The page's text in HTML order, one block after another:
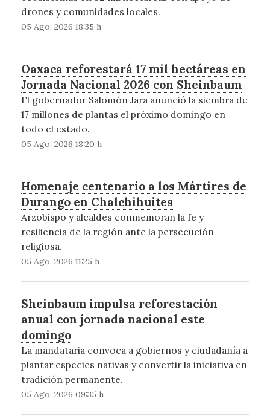
drones y comunidades locales.
05 Ago, 2026 18:35 h
Oaxaca reforestará 17 mil hectáreas en
Jornada Nacional 2026 con Sheinbaum
El gobernador Salomón Jara anunció la siembra de
17 millones de plantas el próximo domingo en
todo el estado.
05 Ago, 2026 18:20 h
Homenaje centenario a los Mártires de
Durango en Chalchihuites
Arzobispo y alcaldes conmemoran la fe y
resiliencia de la región ante la persecución
religiosa.
05 Ago, 2026 11:25 h
Sheinbaum impulsa reforestación
anual con jornada nacional este
domingo
La mandataria convoca a gobiernos y ciudadanía a
plantar especies nativas y convertir la iniciativa en
tradición permanente.
05 Ago, 2026 09:35 h